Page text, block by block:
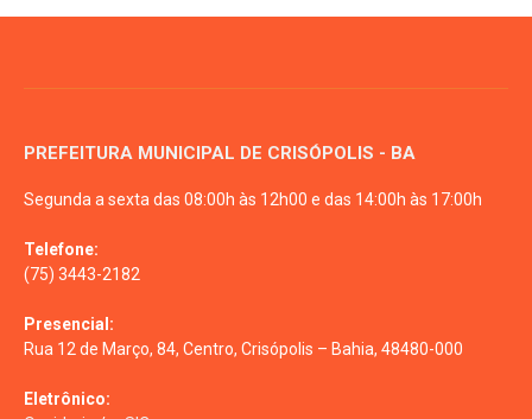
PREFEITURA MUNICIPAL DE CRISÓPOLIS - BA
Segunda a sexta das 08:00h às 12h00 e das 14:00h às 17:00h
Telefone:
(75) 3443-2182
Presencial:
Rua 12 de Março, 84, Centro, Crisópolis – Bahia, 48480-000
Eletrônico: